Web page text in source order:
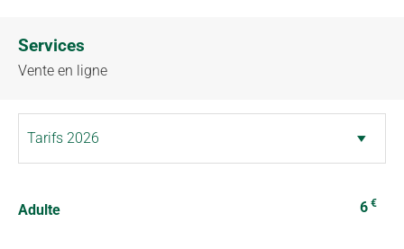
Services
Vente en ligne
Adulte 6 €